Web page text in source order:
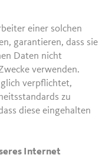
einer solchen
garantieren, dass sie
Daten nicht
verwenden.
verpflichtet,
zu
diese eingehalten
Internet